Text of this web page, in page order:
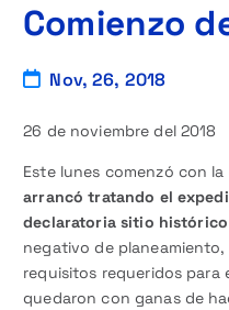
Comienzo
Nov, 26, 2018
26 de noviembre del 2018
Este lunes comenzó con la
arrancó tratando el
declaratoria sitio
negativo de
requisitos requeridos para
quedaron con ganas de